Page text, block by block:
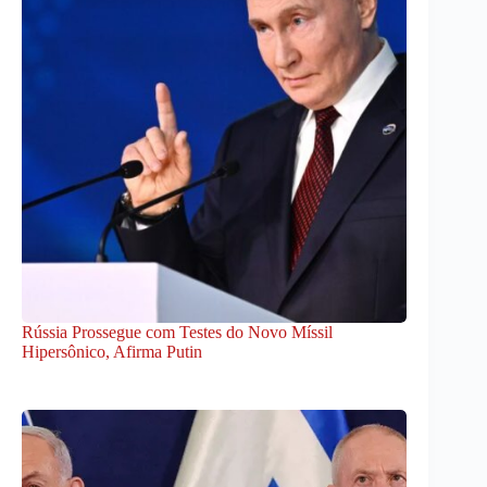
Rússia Prossegue com Testes do Novo Míssil
Hipersônico, Afirma Putin